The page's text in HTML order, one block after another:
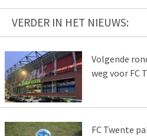
VERDER IN HET NIEUWS:
Volgende
weg voor FC
FC Twente